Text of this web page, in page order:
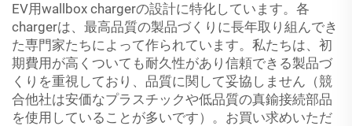
EV用wallbox chargerの設計に特化しています。各
chargerは、最高品質の製品づくりに長年取り組んでき
た専門家たちによって作られています。私たちは、初
期費用が高くついても耐久性があり信頼できる製品づ
くりを重視しており、品質に関して妥協しません（競
合他社は安価なプラスチックや低品質の真鍮接続部品
を使用していることが多いです）。お買い求めいただ